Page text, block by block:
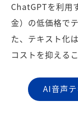
ChatGPTを利用
金）の低価格で
た、テキスト化
コストを抑える
AI音声